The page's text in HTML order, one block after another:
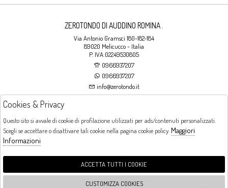
ZEROTONDO DI AUDDINO ROMINA .
Via Antonio Gramsci 180-182-184
89020 Melicucco - Italia
P. IVA:02249530805
0966937207
0966937207
info@zerotondo.it
Orari di apertura
LUNEDI: CHIUSO LA MATTINA - DALLE 16:00 ALLE 20:00 DAL MARTEDI AL
Cookies & Privacy
Questo sito si avvale di cookie di profilazione utilizzati per ads/contenuti personalizzati.
Scegli se accettare o disattivare tali cookie nella pagina cookie policy. Maggiori
Informazioni
ACCETTA TUTTI I COOKIE
CUSTOMIZZA COOKIES